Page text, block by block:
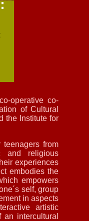
operative co-
of Cultural
the Institute for
teenagers from
and religious
experiences
embodies the
empowers
self, group
in aspects
artistic
intercultural